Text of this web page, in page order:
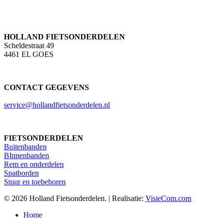
HOLLAND FIETSONDERDELEN
Scheldestraat 49
4461 EL GOES
CONTACT GEGEVENS
service@hollandfietsonderdelen.nl
FIETSONDERDELEN
Buitenbanden
BInnenbanden
Rem en onderdelen
Spatborden
Stuur en toebehoren
© 2026 Holland Fietsonderdelen. | Realisatie: VisieCom.com
Close
Home